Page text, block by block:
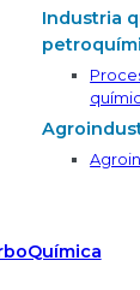
Industria